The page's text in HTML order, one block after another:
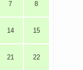
7 8
14 15
21 22